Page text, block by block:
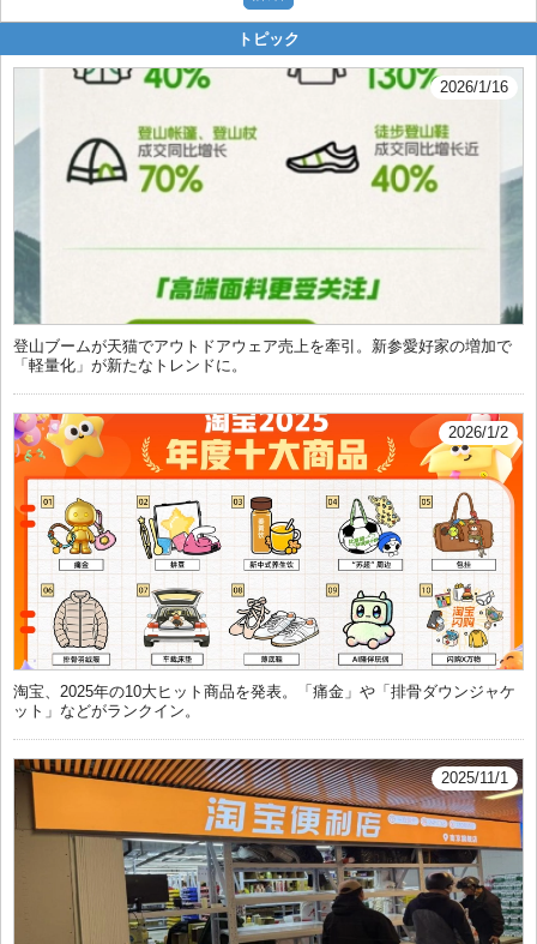
トピック
2026/1/16
登山ブームが天猫でアウトドアウェア売上を牽引。新参愛好家の増加で
「軽量化」が新たなトレンドに。
2026/1/2
淘宝、2025年の10大ヒット商品を発表。「痛金」や「排骨ダウンジャケ
ット」などがランクイン。
2025/11/1